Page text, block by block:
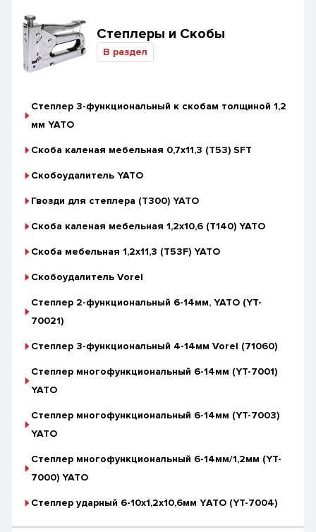
Степлеры и Скобы
В раздел
Степлер 3-функциональный к скобам толщиной 1,2
мм YATO
Скоба каленая мебельная 0,7х11,3 (T53) SFT
Скобоудалитель YATO
Гвозди для степлера (Т300) YATO
Скоба каленая мебельная 1,2x10,6 (Т140) YATO
Скоба мебельная 1,2x11,3 (Т53F) YATO
Скобоудалитель Vorel
Степлер 2-функциональный 6-14мм, YATO (YT-
70021)
Степлер 3-функциональный 4-14мм Vorel (71060)
Степлер многофункциональный 6-14мм (YT-7001)
YATO
Степлер многофункциональный 6-14мм (YT-7003)
YATO
Степлер многофункциональный 6-14мм/1,2мм (YT-
7000) YATO
Степлер ударный 6-10x1,2x10,6мм YАТО (YT-7004)